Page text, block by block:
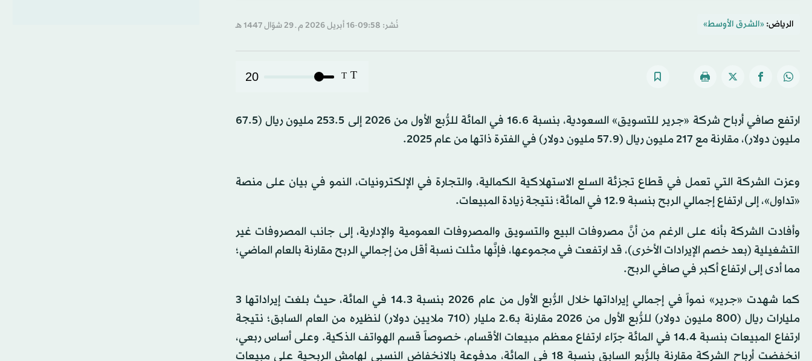
الرياض: «الشرق الأوسط» نُشر: 09:58-16 أبريل 2026 م ـ 29 شوّال 1447 هـ
T
T
20
ارتفع صافي أرباح شركة «جرير للتسويق» السعودية، بنسبة 16.6 في المائة للرُّبع الأول من 2026 إلى 253.5 مليون ريال (67.5
مليون دولار)، مقارنة مع 217 مليون ريال (57.9 مليون دولار) في الفترة ذاتها من عام 2025.
وعزت الشركة التي تعمل في قطاع تجزئة السلع الاستهلاكية الكمالية، والتجارة في الإلكترونيات، النمو في بيان على منصة
«تداول»، إلى ارتفاع إجمالي الربح بنسبة 12.9 في المائة؛ نتيجة زيادة المبيعات.
وأفادت الشركة بأنه على الرغم من أنَّ مصروفات البيع والتسويق والمصروفات العمومية والإدارية، إلى جانب المصروفات غير
التشغيلية (بعد خصم الإيرادات الأخرى)، قد ارتفعت في مجموعها، فإنَّها مثلت نسبة أقل من إجمالي الربح مقارنة بالعام الماضي؛
مما أدى إلى ارتفاع أكبر في صافي الربح.
كما شهدت «جرير» نمواً في إجمالي إيراداتها خلال الرُّبع الأول من عام 2026 بنسبة 14.3 في المائة، حيث بلغت إيراداتها 3
مليارات ريال (800 مليون دولار) للرُّبع الأول من 2026 مقارنة بـ2.6 مليار (710 ملايين دولار) لنظيره من العام السابق؛ نتيجة
ارتفاع المبيعات بنسبة 14.4 في المائة جرّاء ارتفاع معظم مبيعات الأقسام، خصوصاً قسم الهواتف الذكية. وعلى أساس ربعي،
انخفضت أرباح الشركة مقارنة بالرُّبع السابق بنسبة 18 في المائة، مدفوعة بالانخفاض النسبي لهامش الربحية على مبيعات